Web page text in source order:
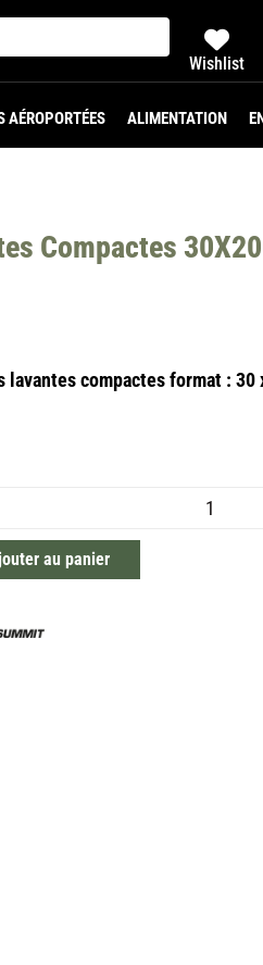
Wishlist
AÉROPORTÉES ALIMENTATION
Compactes
lavantes compactes format : 30
au panier